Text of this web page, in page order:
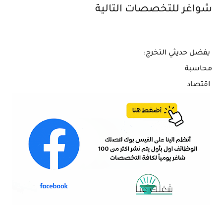
شواغر للتخصصات التالية
يفضل حديثي التخرج:
محاسبة
اقتصاد